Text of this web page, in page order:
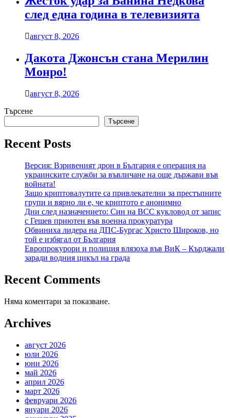
след една година в телевизията
август 8, 2026
Дакота Джонсън стана Мерилин
Монро!
август 8, 2026
Търсене
Търсене
Recent Posts
Версия: Взривеният дрон в България е операция на
украинските служби за въвличане на още държави във
войната!
Защо криптовалутите са привлекателни за престъпните
групи и вярно ли е, че криптото е анонимно
Дни след назначението: Син на ВСС кукловод от запис
с Гешев приютен във военна прокуратура
Обвиниха лидера на ДПС-Бургас Христо Широков, но
той е избягал от България
Европрокурори и полиция влязоха във ВиК – Кърджали
заради водния цикъл на града
Recent Comments
Няма коментари за показване.
Archives
август 2026
юли 2026
юни 2026
май 2026
април 2026
март 2026
февруари 2026
януари 2026